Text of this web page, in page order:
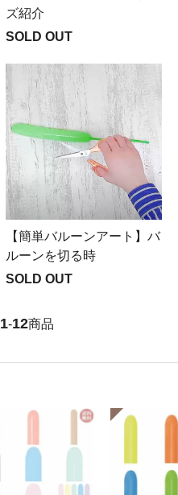
ズ紹介
SOLD OUT
【簡単バルーンアート】バ
ルーンを切る時
SOLD OUT
1-12商品